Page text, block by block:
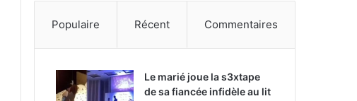
Populaire Récent Commentaires
Le marié joue la s3xtape
de sa fiancée infidèle au lit